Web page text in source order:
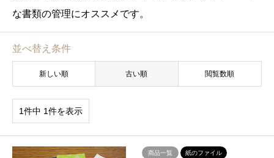
な書類の管理にオススメです。
並べ替え条件
新しい順 古い順 閲覧数順
1件中 1件を表示
商品一覧 紙のファイル